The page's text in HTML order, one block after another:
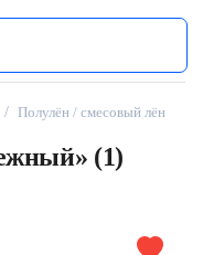
/ Полулён / смесовый лён
(1)